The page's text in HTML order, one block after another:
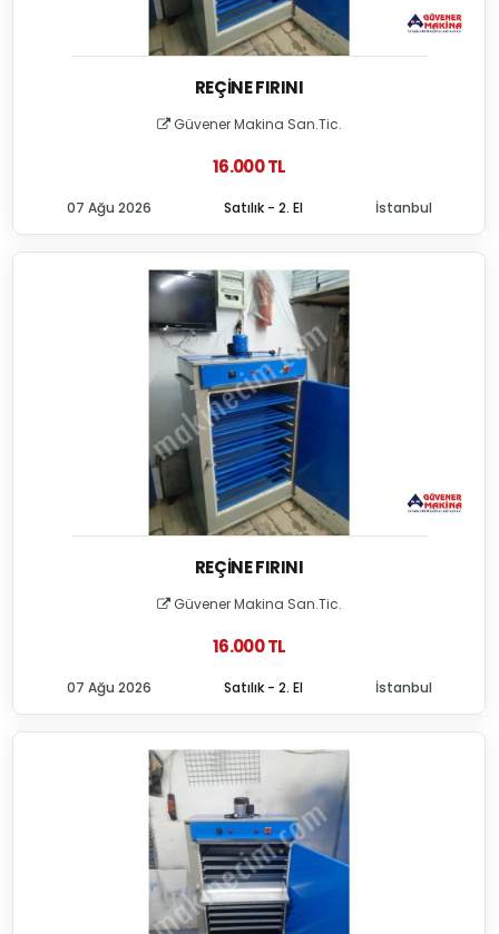
REÇINE FIRINI
Güvener Makina San.Tic.
16.000 TL
Satılık - 2. El
07 Ağu 2026 İstanbul
REÇINE FIRINI
Güvener Makina San.Tic.
16.000 TL
Satılık - 2. El
07 Ağu 2026 İstanbul